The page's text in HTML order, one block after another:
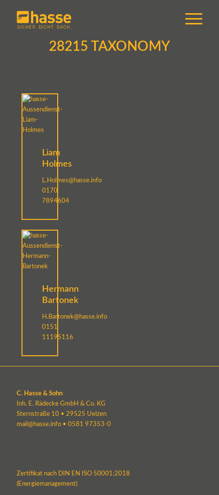
28215 TAXONOMY
Liam
Holmes
L.Holmes@hasse.info
0170
7894604
Hermann
Bartonek
H.Bartonek@hasse.info
0151
11195116
C. Hasse & Sohn
Inh. E. Rädecke GmbH & Co. KG
Sternstraße 10 • 29525 Uelzen
mail@hasse.info• 0581 97353-0
Zertifikat nach DIN EN ISO 50001:2018
(Energiemanagement)